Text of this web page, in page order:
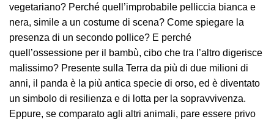
vegetariano? Perché quell’improbabile pelliccia bianca e
nera, simile a un costume di scena? Come spiegare la
presenza di un secondo pollice? E perché
quell’ossessione per il bambù, cibo che tra l’altro digerisce
malissimo? Presente sulla Terra da più di due milioni di
anni, il panda è la più antica specie di orso, ed è diventato
un simbolo di resilienza e di lotta per la sopravvivenza.
Eppure, se comparato agli altri animali, pare essere privo